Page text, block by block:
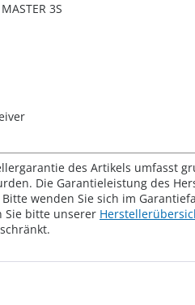
3S
des Artikels umfasst
Die Garantieleistung des
wenden Sie sich im
Sie bitte unserer